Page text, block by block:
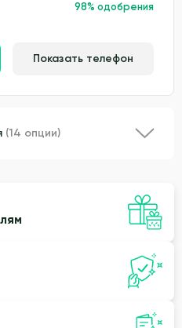
98% одобрения
Показать телефон
(14 опции)